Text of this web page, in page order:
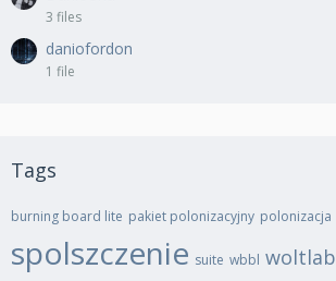
3 files
daniofordon
1 file
Tags
burning board lite pakiet polonizacyjny polonizacja
spolszczenie suite wbbl woltlab